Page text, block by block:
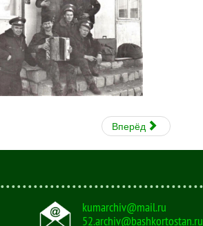
Вперёд
kumarchiv@mail.ru
52.archiv@bashkortostan.ru